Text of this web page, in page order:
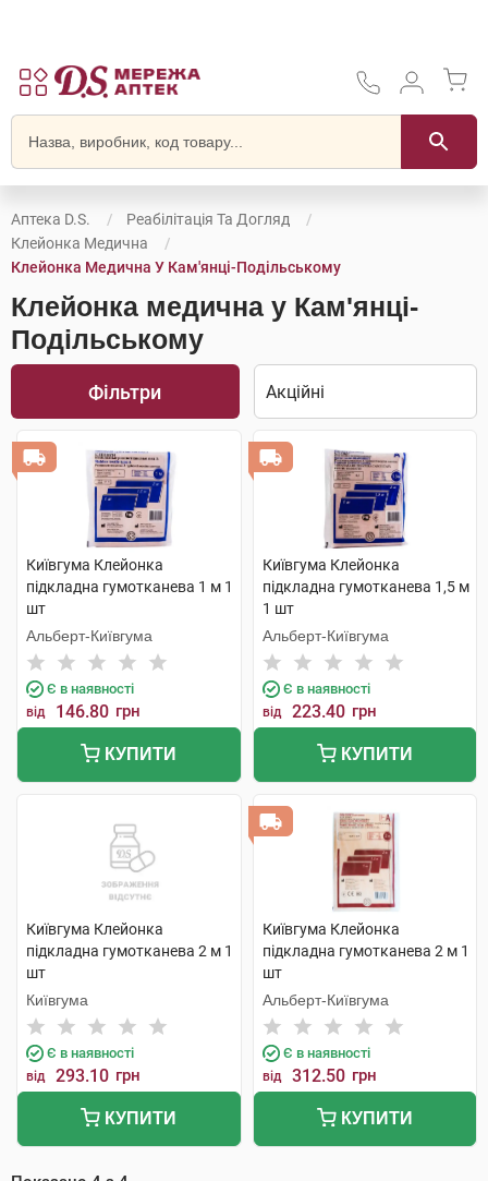
Аптека D.S.
Реабілітація Та Догляд
Клейонка Медична
Клейонка Медична У Кам'янці-Подільському
Клейонка медична у Кам'янці-
Подільському
Фільтри
Київгума Клейонка
підкладна гумотканева 1 м 1
шт
Альберт-Київгума
Є в наявності
від 146.80 грн
КУПИТИ
Київгума Клейонка
підкладна гумотканева 1,5 м
1 шт
Альберт-Київгума
Є в наявності
від 223.40 грн
КУПИТИ
Київгума Клейонка
підкладна гумотканева 2 м 1
шт
Київгума
Є в наявності
від 293.10 грн
КУПИТИ
Київгума Клейонка
підкладна гумотканева 2 м 1
шт
Альберт-Київгума
Є в наявності
від 312.50 грн
КУПИТИ